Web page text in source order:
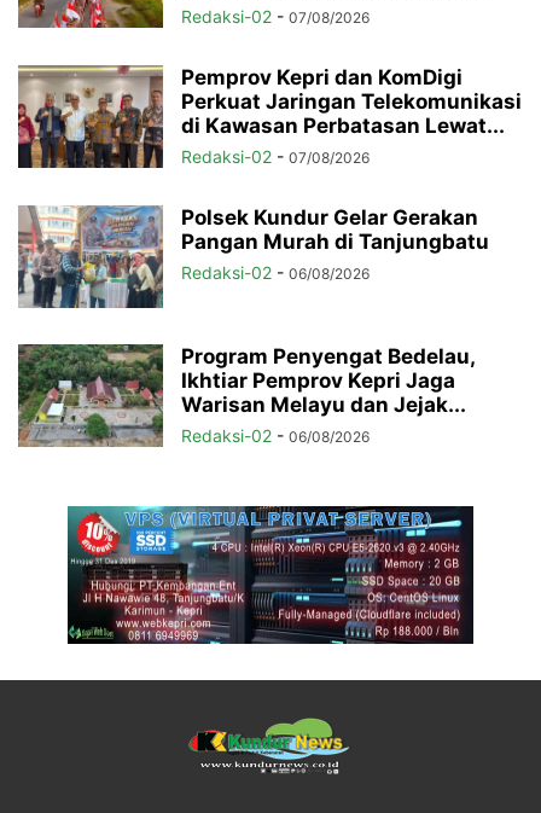
Redaksi-02 - 07/08/2026
Pemprov Kepri dan KomDigi
Perkuat Jaringan Telekomunikasi
di Kawasan Perbatasan Lewat...
Redaksi-02 - 07/08/2026
Polsek Kundur Gelar Gerakan
Pangan Murah di Tanjungbatu
Redaksi-02 - 06/08/2026
Program Penyengat Bedelau,
Ikhtiar Pemprov Kepri Jaga
Warisan Melayu dan Jejak...
Redaksi-02 - 06/08/2026